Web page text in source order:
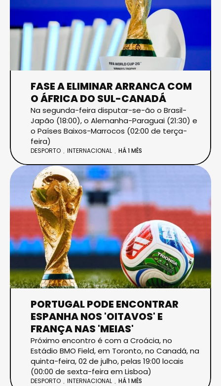
FASE A ELIMINAR ARRANCA COM
O ÁFRICA DO SUL-CANADÁ
Na segunda-feira disputar-se-ão o Brasil-
Japão (18:00), o Alemanha-Paraguai (21:30) e
o Países Baixos-Marrocos (02:00 de terça-
feira)
DESPORTO INTERNACIONAL HÁ 1 MÊS
PORTUGAL PODE ENCONTRAR
ESPANHA NOS 'OITAVOS' E
FRANÇA NAS 'MEIAS'
Próximo encontro é com a Croácia, no
Estádio BMO Field, em Toronto, no Canadá, na
quinta-feira, 02 de julho, pelas 19:00 locais
(00:00 de sexta-feira em Lisboa)
DESPORTO INTERNACIONAL HÁ 1 MÊS